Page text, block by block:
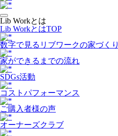
Lib Workとは
Lib WorkとはTOP
数字で⾒るリブワークの家づくり
家ができるまでの流れ
SDGs活動
コストパフォーマンス
ご購入者様の声
オーナーズクラブ